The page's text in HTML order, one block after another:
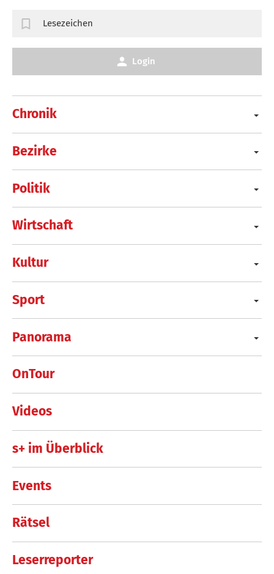
Chronik
Bezirke
Politik
Wirtschaft
Kultur
Sport
Panorama
OnTour
Videos
s+ im Überblick
Events
Rätsel
Leserreporter
Lesezeichen
Login